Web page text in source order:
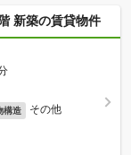
新築の賃貸物件
構造 その他